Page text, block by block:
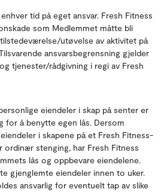
tid på eget ansvar. Fresh Fitness
som Medlemmet måtte bli
utøvelse av aktivitet på
ansvarsbegrensning gjelder
tjenester/rådgivning i regi av Fresh
eiendeler i skap på senter er
for å benytte egen lås. Dersom
i skapene på et Fresh Fitness-
stenging, har Fresh Fitness
lås og oppbevare eiendelene.
gjenglemte eiendeler innen to uker.
ansvarlig for eventuelt tap av slike